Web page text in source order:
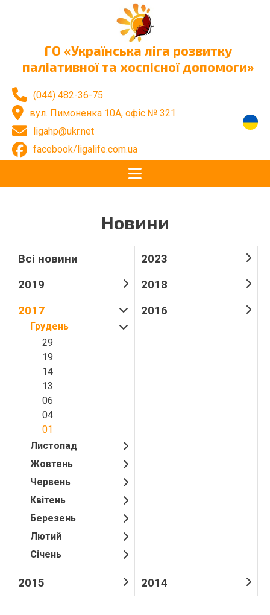
ГО «Українська ліга розвитку
паліативної та хоспісної допомоги»
(044) 482-36-75
вул. Пимоненка 10А, офіс № 321
ligahp@ukr.net
facebook/ligalife.com.ua
Новини
Всі новини
2023
2019
2018
2017
Грудень
29
19
14
13
06
04
01
Листопад
Жовтень
Червень
Квітень
Березень
Лютий
Січень
2016
2015 2014